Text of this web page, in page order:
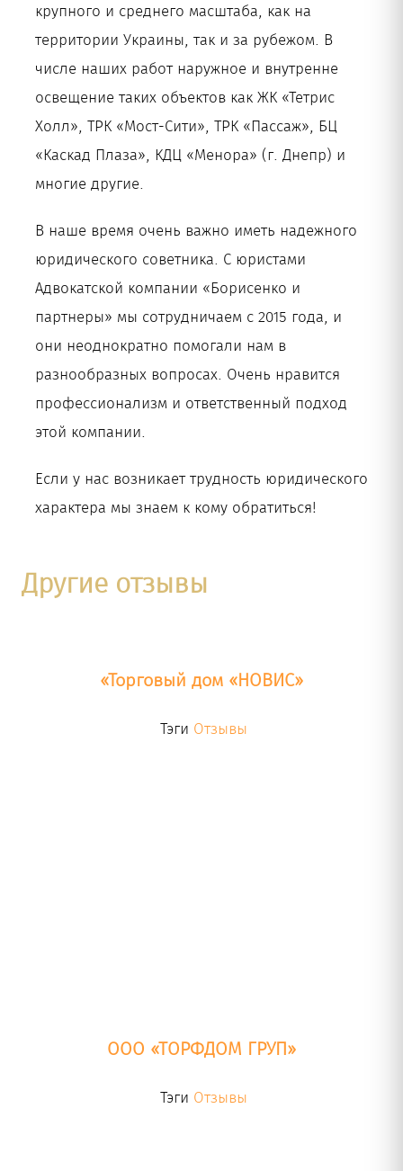
крупного и среднего масштаба, как на
территории Украины, так и за рубежом. В
числе наших работ наружное и внутренне
освещение таких объектов как ЖК «Тетрис
Холл», ТРК «Мост-Сити», ТРК «Пассаж», БЦ
«Каскад Плаза», КДЦ «Менора» (г. Днепр) и
многие другие.
В наше время очень важно иметь надежного
юридического советника. С юристами
Адвокатской компании «Борисенко и
партнеры» мы сотрудничаем с 2015 года, и
они неоднократно помогали нам в
разнообразных вопросах. Очень нравится
профессионализм и ответственный подход
этой компании.
Если у нас возникает трудность юридического
характера мы знаем к кому обратиться!
Другие отзывы
«Торговый дом «НОВИС»
Тэги Отзывы
ООО «ТОРФДОМ ГРУП»
Тэги Отзывы